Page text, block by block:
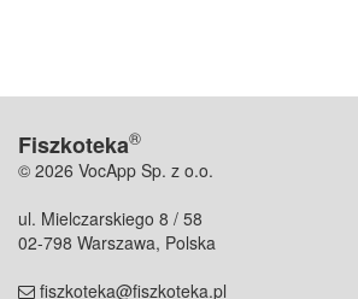
Fiszkoteka®
© 2026 VocApp Sp. z o.o.
ul. Mielczarskiego 8 / 58
02-798 Warszawa, Polska
fiszkoteka@fiszkoteka.pl